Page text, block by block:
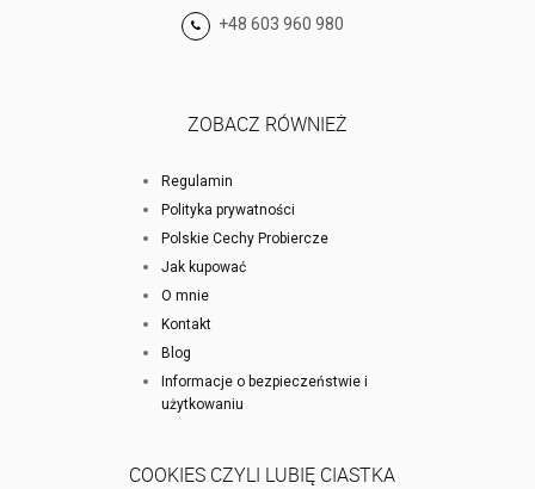
+48 603 960 980
ZOBACZ RÓWNIEŻ
Regulamin
Polityka prywatności
Polskie Cechy Probiercze
Jak kupować
O mnie
Kontakt
Blog
Informacje o bezpieczeństwie i
użytkowaniu
COOKIES CZYLI LUBIĘ CIASTKA